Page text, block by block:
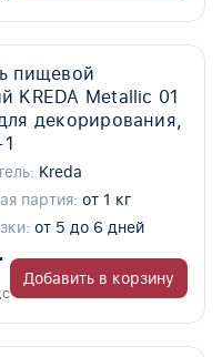
пищевой
KREDA Metallic 01
декорирования,
Kreda
партия: от 1 кг
от 5 до 6 дней
Добавить в корзину